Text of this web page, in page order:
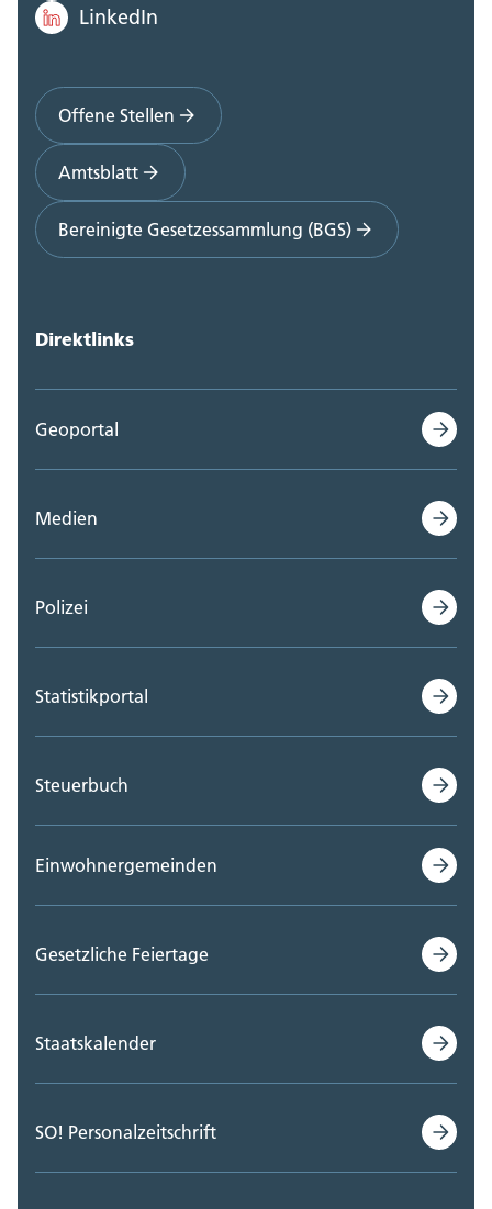
LinkedIn
Offene Stellen
Amtsblatt
Bereinigte Gesetzessammlung (BGS)
Direktlinks
Geoportal
Medien
Polizei
Statistikportal
Steuerbuch
Einwohnergemeinden
Gesetzliche Feiertage
Staatskalender
SO! Personalzeitschrift